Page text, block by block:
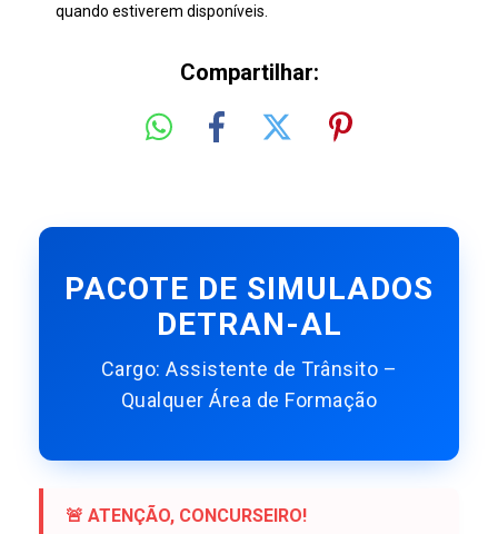
quando estiverem disponíveis.
Compartilhar:
PACOTE DE SIMULADOS
DETRAN-AL
Cargo: Assistente de Trânsito –
Qualquer Área de Formação
🚨 ATENÇÃO, CONCURSEIRO!